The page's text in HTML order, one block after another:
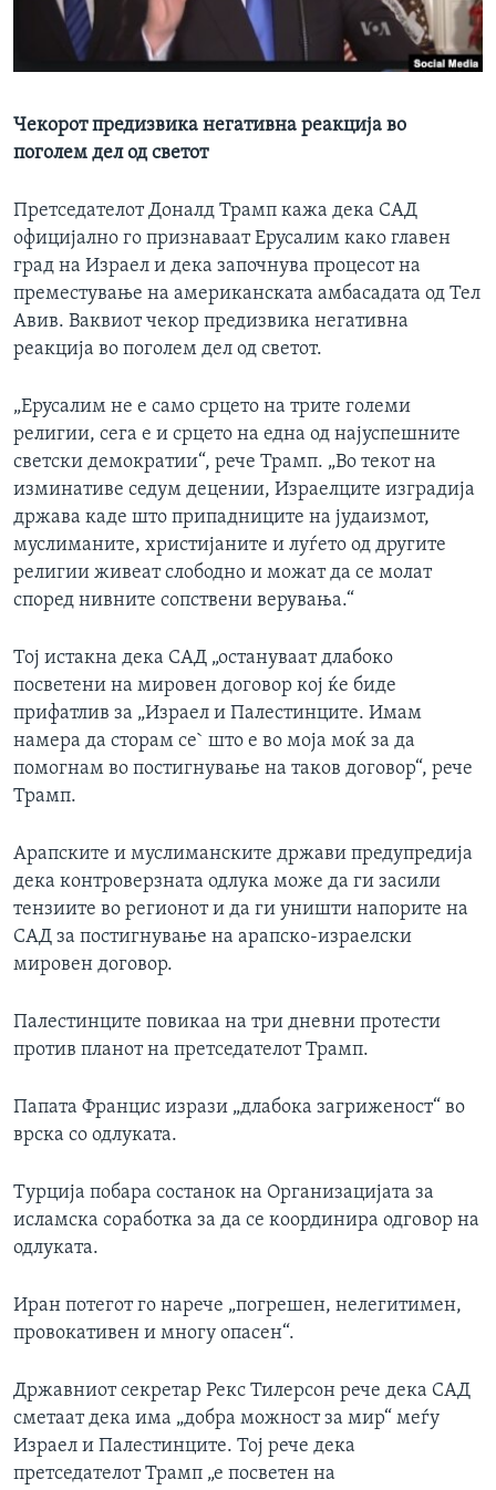
ИНТЕРВЈУА
Јазици
Чекорот предизвика негативна реакција во
поголем дел од светот
Претседателот Доналд Трамп кажа дека САД
официјално го признаваат Ерусалим како главен
град на Израел и дека започнува процесот на
преместување на американската амбасадата од Тел
Авив. Ваквиот чекор предизвика негативна
реакција во поголем дел од светот.
„Ерусалим не е само срцето на трите големи
религии, сега е и срцето на една од најуспешните
светски демократии“, рече Трамп. „Во текот на
изминативе седум децении, Израелците изградија
држава каде што припадниците на јудаизмот,
муслиманите, христијаните и луѓето од другите
религии живеат слободно и можат да се молат
според нивните сопствени верувања.“
Тој истакна дека САД „остануваат длабоко
посветени на мировен договор кој ќе биде
прифатлив за „Израел и Палестинците. Имам
намера да сторам се` што е во моја моќ за да
помогнам во постигнување на таков договор“, рече
Трамп.
Арапските и муслиманските држави предупредија
дека контроверзната одлука може да ги засили
тензиите во регионот и да ги уништи напорите на
САД за постигнување на арапско-израелски
мировен договор.
Палестинците повикаа на три дневни протести
против планот на претседателот Трамп.
Папата Францис изрази „длабока загриженост“ во
врска со одлуката.
Турција побара состанок на Организацијата за
исламска соработка за да се координира одговор на
одлуката.
Иран потегот го нарече „погрешен, нелегитимен,
провокативен и многу опасен“.
Државниот секретар Рекс Тилерсон рече дека САД
сметаат дека има „добра можност за мир“ меѓу
Израел и Палестинците. Тој рече дека
претседателот Трамп „е посветен на